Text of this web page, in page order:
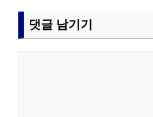
댓글 남기기